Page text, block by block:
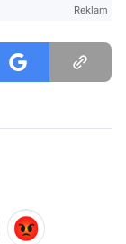
Reklam